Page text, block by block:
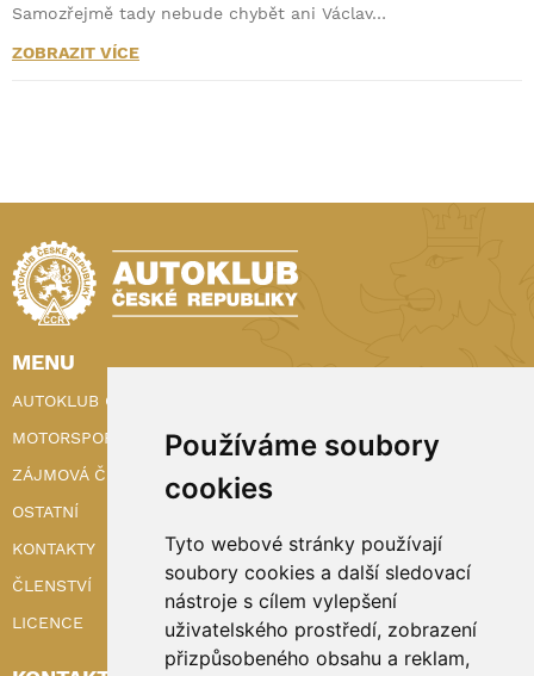
Používáme soubory
cookies
Tyto webové stránky používají
soubory cookies a další sledovací
nástroje s cílem vylepšení
uživatelského prostředí, zobrazení
přizpůsobeného obsahu a reklam,
Samozřejmě tady nebude chybět ani Václav…
ZOBRAZIT VÍCE
MENU
AUTOKLUB ČR
MOTORSPORT
ZÁJMOVÁ ČINNOST
OSTATNÍ
KONTAKTY
ČLENSTVÍ
LICENCE